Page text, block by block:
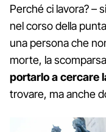
Perché ci lavora? –
nel corso della
una persona che
morte, la
portarlo a cercare
trovare, ma anche